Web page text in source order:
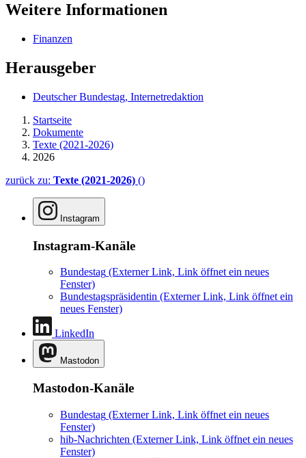
Weitere Informationen
Finanzen
Herausgeber
Deutscher Bundestag, Internetredaktion
Startseite
Dokumente
Texte (2021-2026)
2026
zurück zu: Texte (2021-2026) ()
Instagram
Instagram-Kanäle
Bundestag (Externer Link, Link öffnet ein neues
Fenster)
Bundestagspräsidentin (Externer Link, Link öffnet ein
neues Fenster)
LinkedIn
Mastodon
Mastodon-Kanäle
Bundestag (Externer Link, Link öffnet ein neues
Fenster)
hib-Nachrichten (Externer Link, Link öffnet ein neues
Fenster)